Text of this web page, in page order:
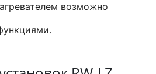
возможно